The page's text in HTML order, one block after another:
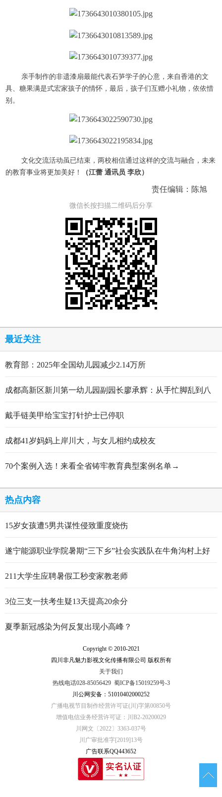
亲手制作的非遗漆扇最能代表石笋学子的心意，来自香港的文
具、糖果满是式宏家孩子的情怀，最后，孩子们互赠小礼物，依依惜
别。
文化交流活动虽已结束，两校相信通过这样的交流与融合，未来
的教育事业将更加美好！
（江蕾 通讯员 李欣）
责任编辑：陈旭
微信长按扫描二维码后分享
最近关注
教育部：2025年全国幼儿园减少2.14万所
成都高新区新川第一幼儿园副园长廖承辉：从手忙脚乱到八
戴手链美甲给宝宝打针护士已停职
成都41岁妈妈上岸川大，与女儿相约成校友
70个案例入选！来看全省铸牢教育典型案例名单→
热点内容
15岁女孩遭5男共谋性侵致重度烧伤
遂宁能源职业学院暑期“三下乡”社会实践队在牛角沟村上好
211大学生应聘暑假工秒变家教老师
3位三支一扶考生疑13天提高20余分
夏季新冠感染为何反复出现小高峰？
Copyright © 2010-2021
四川非凡魅力影视文化传播有限公司 版权所有
关于我们
热线电话028-85056429 蜀ICP备15019259号-3
川公网安备：51010402000252
广播电视节目制作经营许可证(川)字第00850号
增值电信业务经营许可证：川B2-20200029
川网文〔2022〕3363-037号
川广审批准字[2019]13号
广告联系QQ443652